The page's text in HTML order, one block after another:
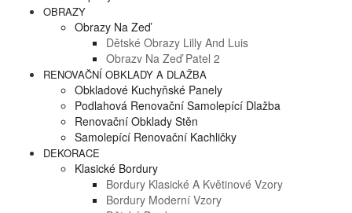
OBRAZY
Obrazy Na Zeď
Dětské Obrazy Lilly And Luis
Obrazy Na Zeď Patel 2
RENOVAČNÍ OBKLADY A DLAŽBA
Obkladové Kuchyňské Panely
Podlahová Renovační Samolepící Dlažba
Renovační Obklady Stěn
Samolepící Renovační Kachličky
DEKORACE
Klasické Bordury
Bordury Klasické A Květinové Vzory
Bordury Moderní Vzory